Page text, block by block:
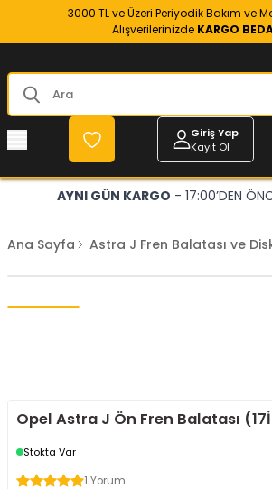
3000 TL ve Üzeri Periyodik Bakım ve
Alışverilerinizde KARGO
Giriş Yap
Kayıt Ol
AYNI GÜN KARGO - 17:00’DEN
Ana Sayfa Astra J Fren Balatası ve
Opel Astra J Ön Fren Balatası
Stokta Var
1 Yorum